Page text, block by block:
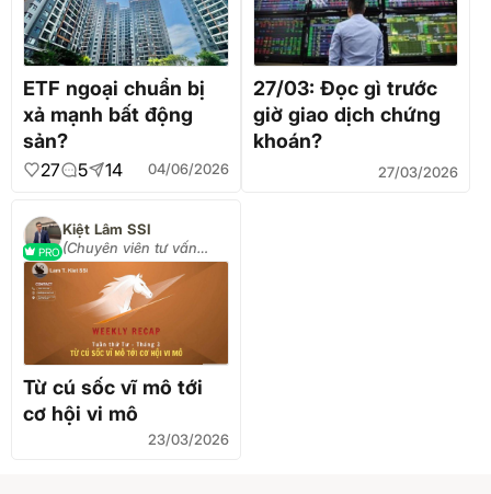
ETF ngoại chuẩn bị
xả mạnh bất động
sản?
27 5 14 04/06/2026
27/03: Đọc gì trước
giờ giao dịch chứng
khoán?
27/03/2026
PRO
Kiệt Lâm SSI
(Chuyên viên tư vấn
chứng khoán)
Từ cú sốc vĩ mô tới
cơ hội vi mô
23/03/2026